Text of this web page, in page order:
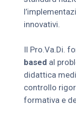
innovativi.
Il Pro.Va.Di.
based al
didattica
controllo
formativa e